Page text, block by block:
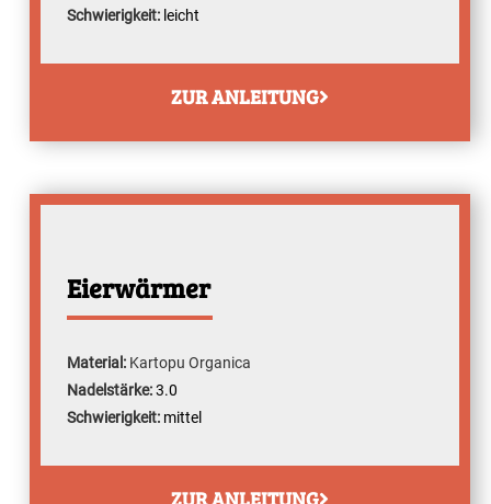
Schwierigkeit: leicht
ZUR ANLEITUNG
Eierwärmer
Material: Kartopu Organica
Nadelstärke:3.0
Schwierigkeit: mittel
ZUR ANLEITUNG